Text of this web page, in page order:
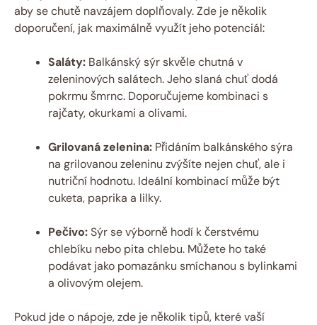
aby se chutě navzájem doplňovaly. Zde je několik
doporučení, jak maximálně využít jeho potenciál:
Saláty: Balkánský sýr skvěle chutná v
zeleninových salátech. Jeho slaná chuť dodá
pokrmu šmrnc. Doporučujeme kombinaci s
rajčaty, okurkami a olivami.
Grilovaná zelenina: Přidáním balkánského sýra
na grilovanou zeleninu zvýšíte nejen chuť, ale i
nutriční hodnotu. Ideální kombinací může být
cuketa, paprika a lilky.
Pečivo:Sýr se výborně hodí k čerstvému
chlebíku nebo pita chlebu. Můžete ho také
podávat jako pomazánku smíchanou s bylinkami
a olivovým olejem.
Pokud jde o nápoje, zde je několik tipů, které vaší